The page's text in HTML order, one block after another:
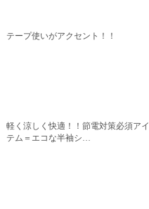
テープ使いがアクセント！！
軽く涼しく快適！！節電対策必須アイ
テム＝エコな半袖シ…